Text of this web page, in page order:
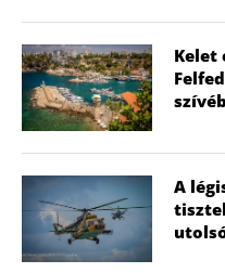
Kelet
A